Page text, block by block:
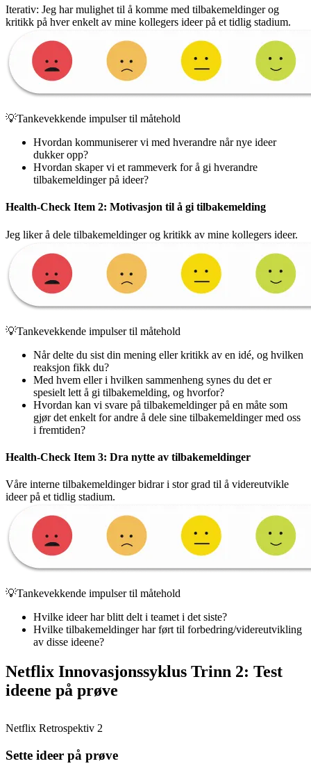
Iterativ: Jeg har mulighet til å komme med tilbakemeldinger og
kritikk på hver enkelt av mine kollegers ideer på et tidlig stadium.
💡Tankevekkende impulser til måtehold
Hvordan kommuniserer vi med hverandre når nye ideer
dukker opp?
Hvordan skaper vi et rammeverk for å gi hverandre
tilbakemeldinger på ideer?
Health-Check Item 2: Motivasjon til å gi tilbakemelding
Jeg liker å dele tilbakemeldinger og kritikk av mine kollegers ideer.
💡Tankevekkende impulser til måtehold
Når delte du sist din mening eller kritikk av en idé, og hvilken
reaksjon fikk du?
Med hvem eller i hvilken sammenheng synes du det er
spesielt lett å gi tilbakemelding, og hvorfor?
Hvordan kan vi svare på tilbakemeldinger på en måte som
gjør det enkelt for andre å dele sine tilbakemeldinger med oss
i fremtiden?
Health-Check Item 3: Dra nytte av tilbakemeldinger
Våre interne tilbakemeldinger bidrar i stor grad til å videreutvikle
ideer på et tidlig stadium.
💡Tankevekkende impulser til måtehold
Hvilke ideer har blitt delt i teamet i det siste?
Hvilke tilbakemeldinger har ført til forbedring/videreutvikling
av disse ideene?
Netflix Innovasjonssyklus Trinn 2: Test
ideene på prøve
Netflix Retrospektiv 2
Sette ideer på prøve